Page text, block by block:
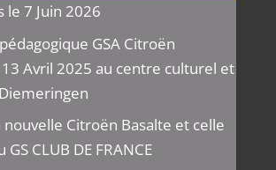
le 7 Juin 2026
GSA Citroën
Avril 2025 au centre culturel et
nouvelle Citroën Basalte et celle
CLUB DE FRANCE